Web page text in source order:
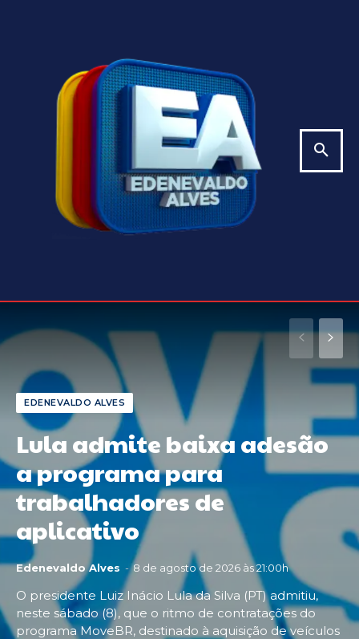
EDENEVALDO ALVES
Lula admite baixa adesão
a programa para
trabalhadores de
aplicativo
Edenevaldo Alves - 8 de agosto de 2026 às 21:00h
O presidente Luiz Inácio Lula da Silva (PT) admitiu,
neste sábado (8), que o ritmo de contratações do
programa MoveBR, destinado à aquisição de veículos